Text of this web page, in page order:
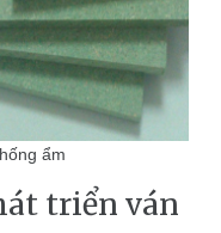
ẩm
triển ván